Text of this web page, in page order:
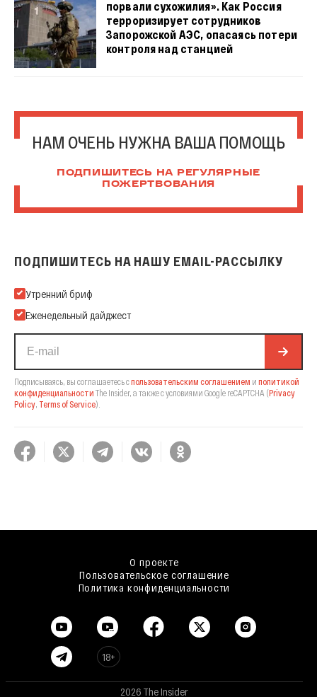
порвали сухожилия». Как Россия
терроризирует сотрудников
Запорожской АЭС, опасаясь потери
контроля над станцией
НАМ ОЧЕНЬ НУЖНА ВАША ПОМОЩЬ
ПОДПИШИТЕСЬ НА РЕГУЛЯРНЫЕ
ПОЖЕРТВОВАНИЯ
ПОДПИШИТЕСЬ НА НАШУ EMAIL-РАССЫЛКУ
Подпишитесь на нашу Email-рассылку
Утренний бриф
Еженедельный дайджест
Подписываясь, вы соглашаетесь спользовательским соглашением и политикой
конфиденциальности The Insider, а также с условиями Google reCAPTCHA (Privacy
Policy Terms of Service).
О проекте
Пользовательское соглашение
Политика конфиденциальности
18+
2026 The Insider